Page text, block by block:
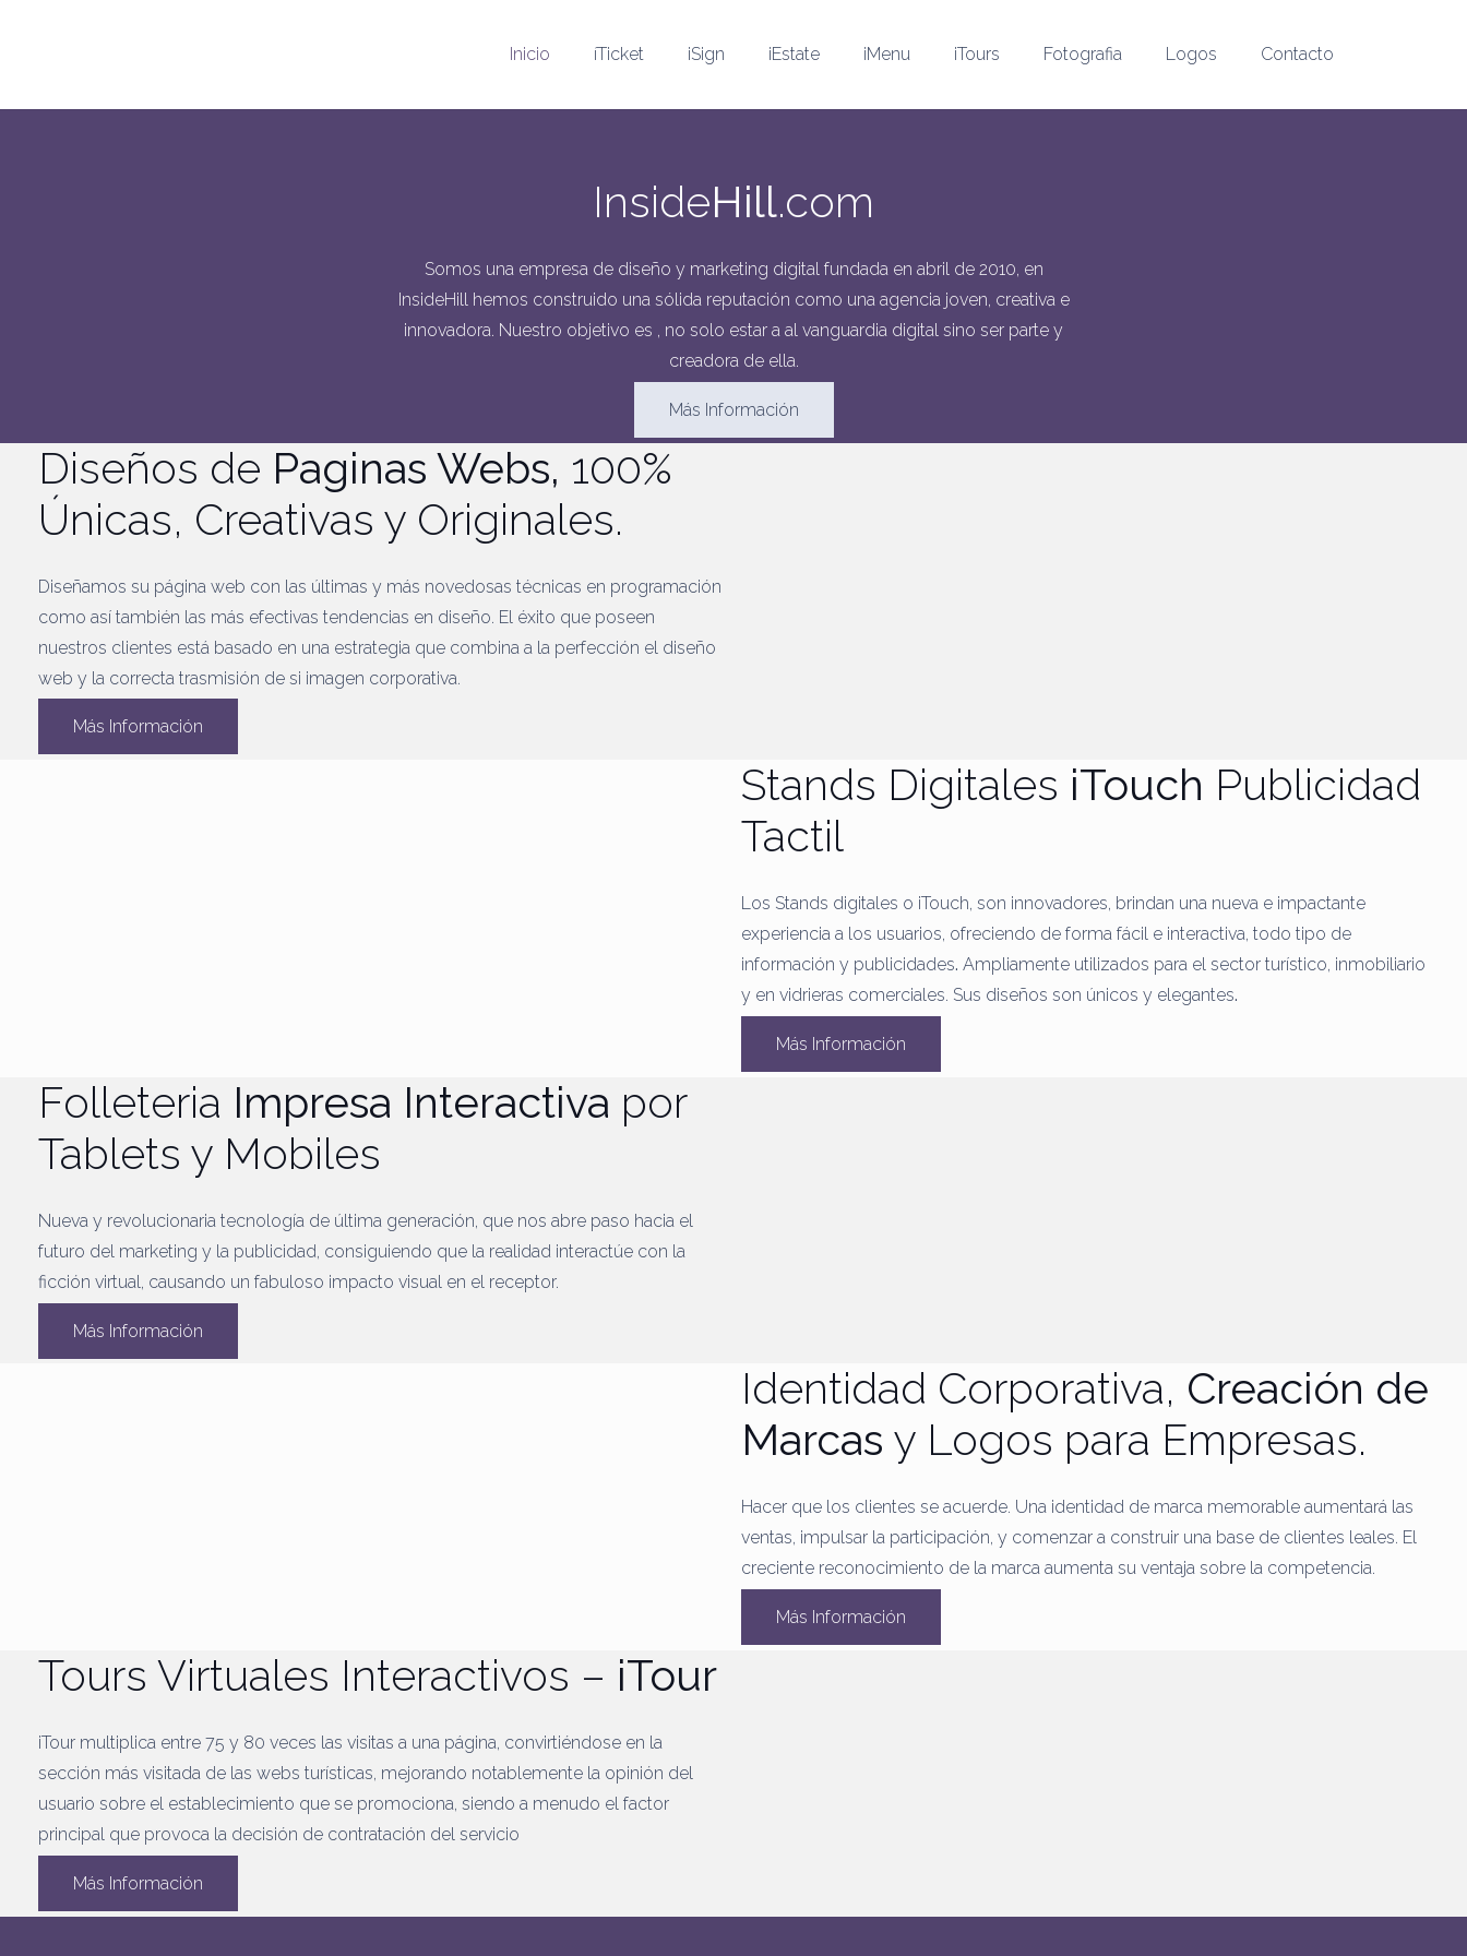
Inicio íTicket iSign iEstate iMenu iTours Fotografia Logos Contacto
InsideHill.com
Somos una empresa de diseño y marketing digital fundada en abril de 2010, en
InsideHill hemos construido una sólida reputación como una agencia joven, creativa e
innovadora. Nuestro objetivo es , no solo estar a al vanguardia digital sino ser parte y
creadora de ella.
Más Información
Diseños de Paginas Webs, 100%
Únicas, Creativas y Originales.
Diseñamos su página web con las últimas y más novedosas técnicas en programación
como así también las más efectivas tendencias en diseño. El éxito que poseen
nuestros clientes está basado en una estrategia que combina a la perfección el diseño
web y la correcta trasmisión de si imagen corporativa.
Más Información
Stands Digitales iTouch Publicidad
Tactil
Los Stands digitales o iTouch, son innovadores, brindan una nueva e impactante
experiencia a los usuarios, ofreciendo de forma fácil e interactiva, todo tipo de
información y publicidades. Ampliamente utilizados para el sector turístico, inmobiliario
y en vidrieras comerciales. Sus diseños son únicos y elegantes.
Más Información
Folleteria Impresa Interactiva por
Tablets y Mobiles
Nueva y revolucionaria tecnología de última generación, que nos abre paso hacia el
futuro del marketing y la publicidad, consiguiendo que la realidad interactúe con la
ficción virtual, causando un fabuloso impacto visual en el receptor.
Más Información
Identidad Corporativa, Creación de
Marcas y Logos para Empresas.
Hacer que los clientes se acuerde. Una identidad de marca memorable aumentará las
ventas, impulsar la participación, y comenzar a construir una base de clientes leales. El
creciente reconocimiento de la marca aumenta su ventaja sobre la competencia.
Más Información
Tours Virtuales Interactivos – iTour
iTour multiplica entre 75 y 80 veces las visitas a una página, convirtiéndose en la
sección más visitada de las webs turísticas, mejorando notablemente la opinión del
usuario sobre el establecimiento que se promociona, siendo a menudo el factor
principal que provoca la decisión de contratación del servicio
Más Información